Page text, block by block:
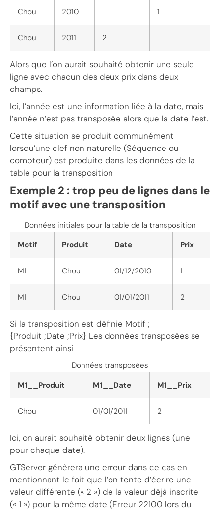
Chou 2010 1
Chou 2011 2
Alors que l’on aurait souhaité obtenir une seule
ligne avec chacun des deux prix dans deux
champs.
Ici, l’année est une information liée à la date, mais
l’année n’est pas transposée alors que la date l’est.
Cette situation se produit communément
lorsqu’une clef non naturelle (Séquence ou
compteur) est produite dans les données de la
table pour la transposition
Exemple 2 : trop peu de lignes dans le
motif avec une transposition
Données initiales pour la table de la transposition
Motif
Produit Date Prix
M1 Chou 01/12/2010 1
M1 Chou 01/01/2011 2
Si la transposition est définie Motif ;
{Produit ;Date ;Prix} Les données transposées se
présentent ainsi
Données transposées
M1__Produit
M1__Date M1__Prix
Chou 01/01/2011 2
Ici, on aurait souhaité obtenir deux lignes (une
pour chaque date).
GTServer génèrera une erreur dans ce cas en
mentionnant le fait que l’on tente d’écrire une
valeur différente (« 2 ») de la valeur déjà inscrite
(« 1 ») pour la même date (Erreur 22100 lors du